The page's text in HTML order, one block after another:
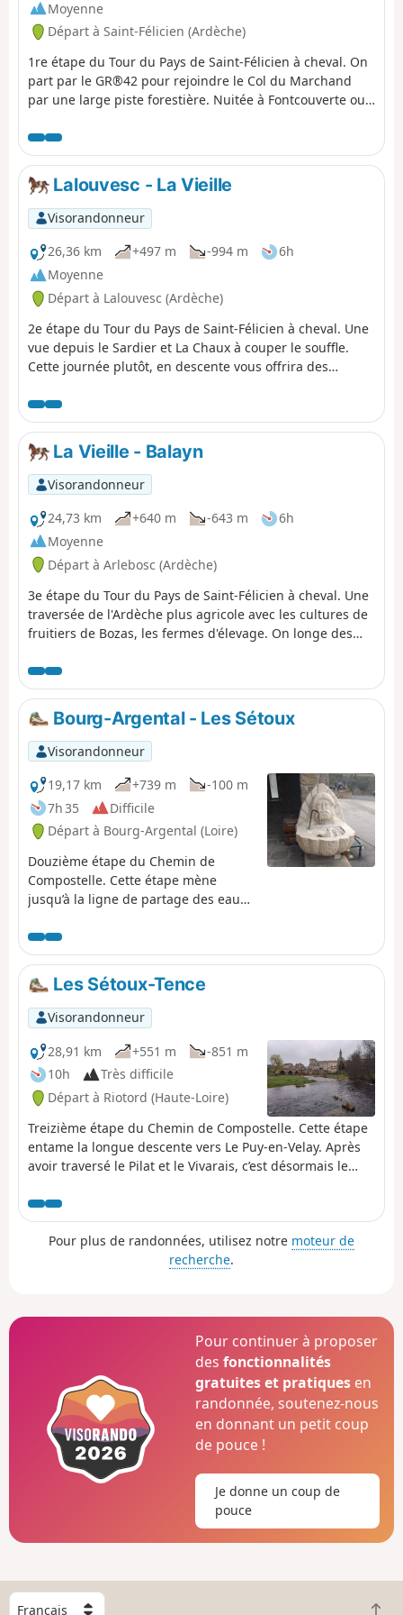
Moyenne
Départ à Saint-Félicien (Ardèche)
1re étape du Tour du Pays de Saint-Félicien à cheval. On
part par le GR®42 pour rejoindre le Col du Marchand
par une large piste forestière. Nuitée à Fontcouverte ou
contournant le Mont Besset par l'Est.
Lalouvesc - La Vieille
Visorandonneur
26,36 km
+497 m -994 m
6h
Moyenne
Départ à Lalouvesc (Ardèche)
2e étape du Tour du Pays de Saint-Félicien à cheval. Une
vue depuis le Sardier et La Chaux à couper le souffle.
Cette journée plutôt, en descente vous offrira des
hêtres et sapins sans compter de beaux châtaigniers.
La Vieille - Balayn
Visorandonneur
24,73 km
+640 m -643 m
6h
Moyenne
Départ à Arlebosc (Ardèche)
3e étape du Tour du Pays de Saint-Félicien à cheval. Une
traversée de l'Ardèche plus agricole avec les cultures de
fruitiers de Bozas, les fermes d'élevage. On longe des
d'enceinte, le Château de Corsas et on finit par le
charmant hameau de Montplot.
Bourg-Argental - Les Sétoux
Visorandonneur
19,17 km
+739 m
-100 m
7h 35
Difficile
Départ à Bourg-Argental (Loire)
Douzième étape du Chemin de
Compostelle. Cette étape mène
jusqu’à la ligne de partage des eaux
point de bascule entre les derniers
contreforts de la vallée du Rhône et
des plateaux volcaniques du Velay.
Au départ de Bourg-Argental, vous
suivrez la Via Fluvia sur plusieurs
kilomètres pour entamer la montée
jusqu’au Col du Tracol à travers la
forêt de Taillard.
Les Sétoux-Tence
Visorandonneur
28,91 km
+551 m
-851 m
10h
Très difficile
Départ à Riotord (Haute-Loire)
Treizième étape du Chemin de Compostelle. Cette étape
entame la longue descente vers Le Puy-en-Velay. Après
avoir traversé le Pilat et le Vivarais, c’est désormais le
étapes. Ce parcours d’un peu plus de 25 km est un éloge
à la nature tant dans l’ambiance que dans les paysages.
Pour plus de randonnées, utilisez notre moteur de
recherche.
Pour continuer à proposer
desfonctionnalités
gratuites et pratiques en
randonnée, soutenez-nous
en donnant un petit coup
de pouce !
Je donne un coup de
pouce
C